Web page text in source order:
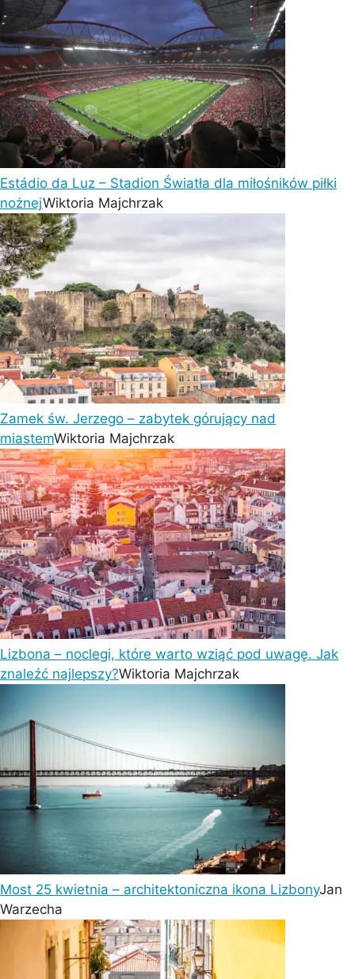
Estádio da Luz – Stadion Światła dla miłośników piłki
nożnejWiktoria Majchrzak
Zamek św. Jerzego – zabytek górujący nad
miastemWiktoria Majchrzak
Lizbona – noclegi, które warto wziąć pod uwagę. Jak
znaleźć najlepszy?Wiktoria Majchrzak
Most 25 kwietnia – architektoniczna ikona LizbonyJan
Warzecha